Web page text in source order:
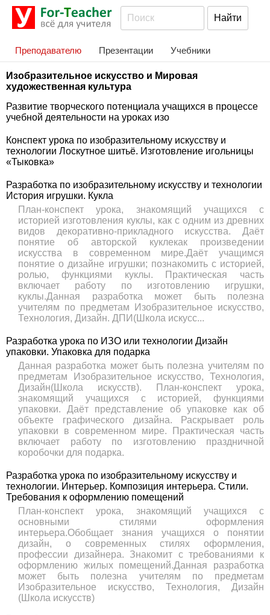
Преподавателю Презентации Учебники
Изобразительное искусство и Мировая
художественная культура
Развитие творческого потенциала учащихся в процессе
учебной деятельности на уроках изо
Конспект урока по изобразительному искусству и
технологии Лоскутное шитьё. Изготовление игольницы
«Тыковка»
Разработка по изобразительному искусству и технологии
История игрушки. Кукла
План-конспект урока, знакомящий учащихся с
историей изготовления куклы, как с одним из древних
видов декоративно-прикладного искусства. Даёт
понятие об авторской куклекак произведении
искусства в современном мире.Даёт учащимся
понятие о дизайне игрушки; познакомить с историей,
ролью, функциями куклы. Практическая часть
включает работу по изготовлению игрушки,
куклы.Данная разработка может быть полезна
учителям по предметам Изобразительное искусство,
Технология, Дизайн. ДПИ(Школа искусс...
Разработка урока по ИЗО или технологии Дизайн
упаковки. Упаковка для подарка
Данная разработка может быть полезна учителям по
предметам Изобразительное искусство, Технология,
Дизайн(Школа искусств). План-конспект урока,
знакомящий учащихся с историей, функциями
упаковки. Даёт представление об упаковке как об
объекте графического дизайна. Раскрывает роль
упаковки в современном мире. Практическая часть
включает работу по изготовлению праздничной
коробочки для подарка.
Разработка урока по изобразительному искусству и
технологии. Интерьер. Композиция интерьера. Стили.
Требования к оформлению помещений
План-конспект урока, знакомящий учащихся с
основными стилями оформления
интерьера.Обобщает знания учащихся о понятии
дизайн, о современных стилях оформления,
профессии дизайнера. Знакомит с требованиями к
оформлению жилых помещений.Данная разработка
может быть полезна учителям по предметам
Изобразительное искусство, Технология, Дизайн
(Школа искусств)